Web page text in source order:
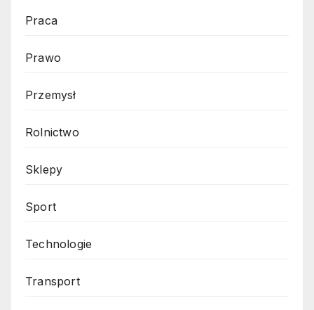
Praca
Prawo
Przemysł
Rolnictwo
Sklepy
Sport
Technologie
Transport